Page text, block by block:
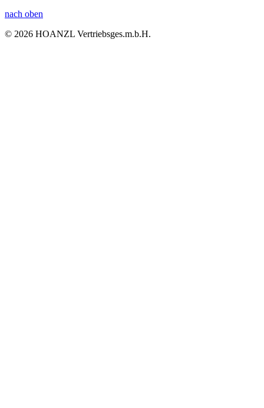
nach oben
© 2026 HOANZL Vertriebsges.m.b.H.